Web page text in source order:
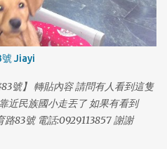
號 Jiayi
號】 轉貼內容 請問有人看到這隻
近民族國小走丟了 如果有看到
83號 電話:0929113857 謝謝